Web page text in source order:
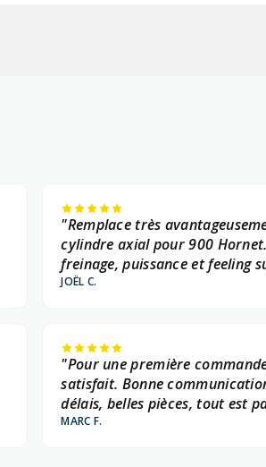
"Remplace très
cylindre axial pour 900
freinage, puissance et feeling
JOËL C.
"Pour une première
satisfait. Bonne
délais, belles pièces, tout est
MARC F.